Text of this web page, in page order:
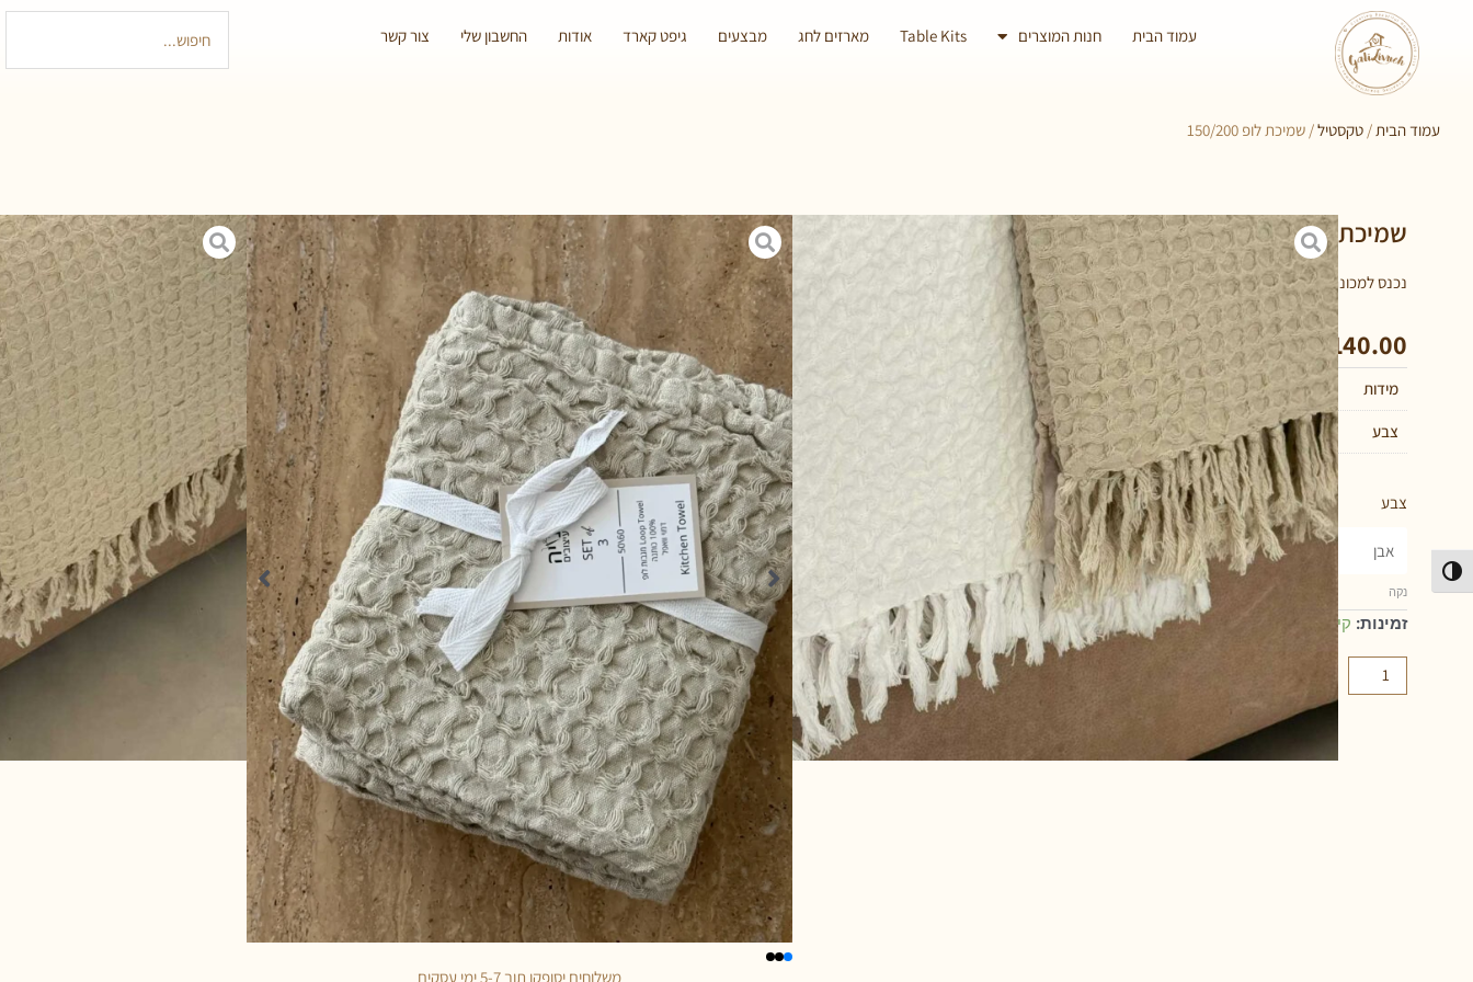
הפעל/כבה ניגודיות גבוהה
עמוד הבית חנות המוצרים Table Kits מארזים לחג מבצעים גיפט קארד אודות החשבון שלי צור קשר
עמוד הבית/ טקסטיל/ שמיכת לופ 150/200
שמיכת לופ 150/200
נכנס למכונת כביסה – 30 מעלות
₪140.00
מידות 200 × 150 סנטימטרים
צבע אבן, לבן
צבע
נקה
זמינות: קיים במלאי
הוספה לסל
משלוחים יסופקו תוך 5-7 ימי עסקים